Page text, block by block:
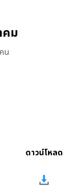
คม
น
ดาวน์โหลด